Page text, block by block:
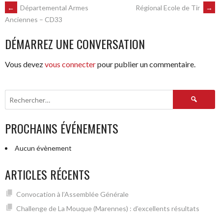
NAVIGATION
DES
ARTICLES
←
Départemental Armes
Anciennes – CD33
Régional Ecole de Tir →
DÉMARREZ UNE CONVERSATION
Vous devezvous connecterpour publier un commentaire.
Rechercher :
PROCHAINS ÉVÉNEMENTS
Aucun évènement
ARTICLES RÉCENTS
Convocation à l’Assemblée Générale
Challenge de La Mouque (Marennes) : d’excellents résultats